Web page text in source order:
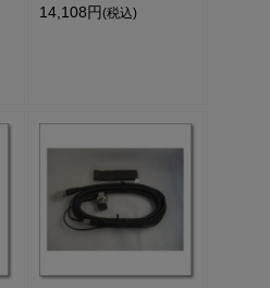
14,108円 (税込)